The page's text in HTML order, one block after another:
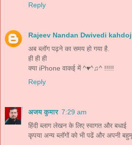
Reply
Rajeev Nandan Dwivedi
अब ब्लॉग पढ़ने का समय हो गया है.
ही ही ही
क्या iPhone वाकई में ^♥^♫^ !!!!!
Reply
अजय कुमार 7:29 am
हिंदी ब्लाग लेखन के लिए स्वागत और बधाई
कृपया अन्य ब्लॉगों को भी पढें और अपनी